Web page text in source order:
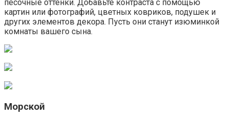
песочные оттенки. Добавьте контраста с помощью
картин или фотографий, цветных ковриков, подушек и
других элементов декора. Пусть они станут изюминкой
комнаты вашего сына.
Морской